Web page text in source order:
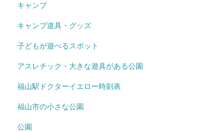
キャンプ
キャンプ道具・グッズ
子どもが遊べるスポット
アスレチック・大きな遊具がある公園
福山駅ドクターイエロー時刻表
福山市の小さな公園
公園